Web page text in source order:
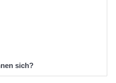
sich?